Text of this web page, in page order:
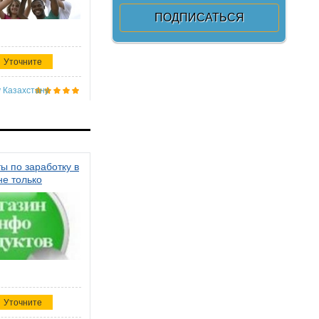
Уточните
Казахстану
по заработку в
только
Уточните